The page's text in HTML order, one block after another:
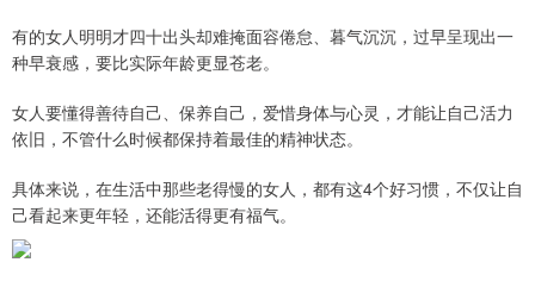
有的女人明明才四十出头却难掩面容倦怠、暮气沉沉，过早呈现出一
种早衰感，要比实际年龄更显苍老。
女人要懂得善待自己、保养自己，爱惜身体与心灵，才能让自己活力
依旧，不管什么时候都保持着最佳的精神状态。
具体来说，在生活中那些老得慢的女人，都有这4个好习惯，不仅让自
己看起来更年轻，还能活得更有福气。